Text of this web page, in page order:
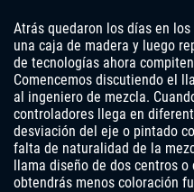
Atrás quedaron los días en
una caja de madera y luego
de tecnologías ahora
Comencemos discutiendo el
al ingeniero de mezcla.
controladores llega en
desviación del eje o pintado
falta de naturalidad de la
llama diseño de dos centros
obtendrás menos coloración